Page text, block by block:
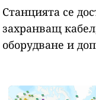
Станцията се
захранващ
оборудване и